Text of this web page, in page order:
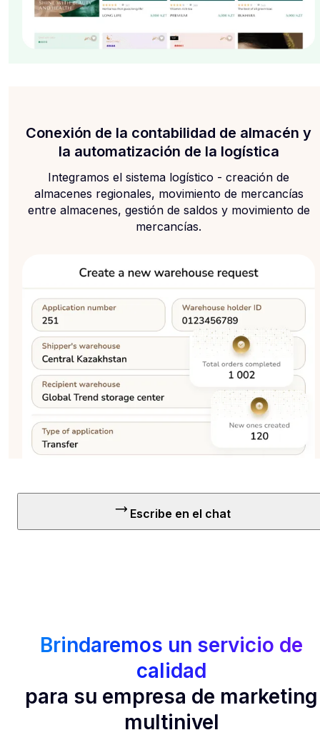
Conexión de la contabilidad de almacén y
la automatización de la logística
Integramos el sistema logístico - creación de
almacenes regionales, movimiento de mercancías
entre almacenes, gestión de saldos y movimiento de
mercancías.
Escribe en el chat
Brindaremos un servicio de
calidad
para su empresa de marketing
multinivel